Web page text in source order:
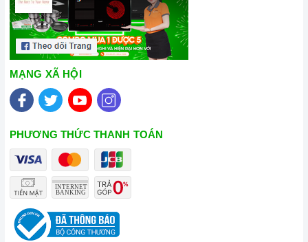
MẠNG XÃ HỘI
PHƯƠNG THỨC THANH TOÁN